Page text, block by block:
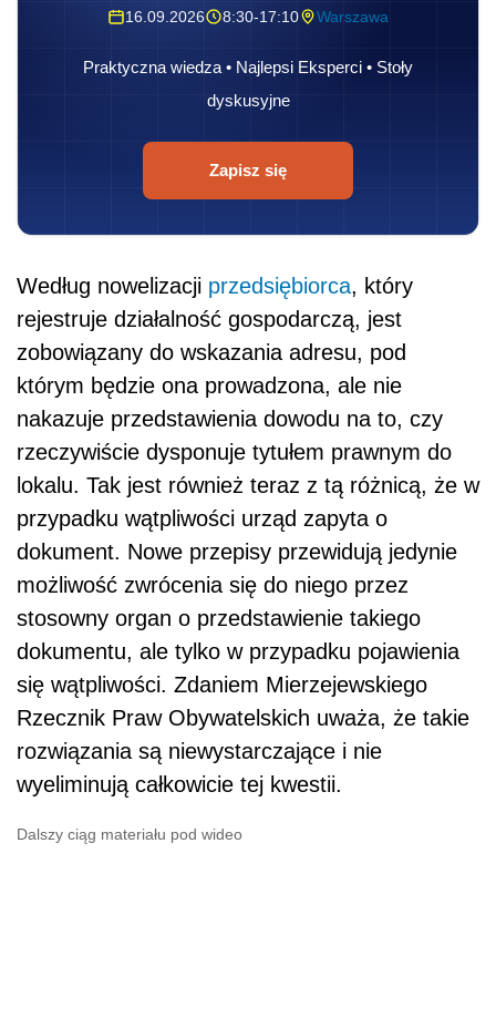
16.09.2026 8:30-17:10 Warszawa
Praktyczna wiedza • Najlepsi Eksperci • Stoły
dyskusyjne
Zapisz się
Według nowelizacji przedsiębiorca, który
rejestruje działalność gospodarczą, jest
zobowiązany do wskazania adresu, pod
którym będzie ona prowadzona, ale nie
nakazuje przedstawienia dowodu na to, czy
rzeczywiście dysponuje tytułem prawnym do
lokalu. Tak jest również teraz z tą różnicą, że w
przypadku wątpliwości urząd zapyta o
dokument. Nowe przepisy przewidują jedynie
możliwość zwrócenia się do niego przez
stosowny organ o przedstawienie takiego
dokumentu, ale tylko w przypadku pojawienia
się wątpliwości. Zdaniem Mierzejewskiego
Rzecznik Praw Obywatelskich uważa, że takie
rozwiązania są niewystarczające i nie
wyeliminują całkowicie tej kwestii.
Dalszy ciąg materiału pod wideo